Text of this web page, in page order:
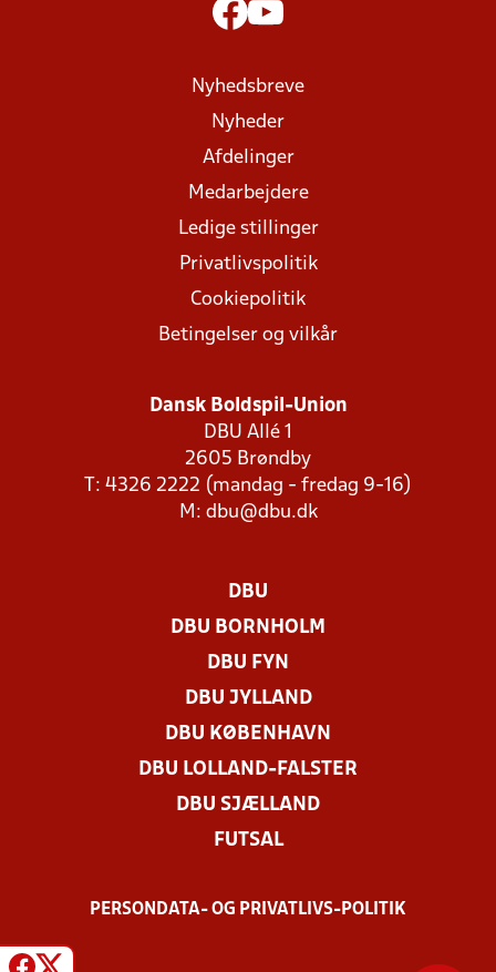
Nyhedsbreve
Nyheder
Afdelinger
Medarbejdere
Ledige stillinger
Privatlivspolitik
Cookiepolitik
Betingelser og vilkår
Dansk Boldspil-Union
DBU Allé 1
2605 Brøndby
T: 4326 2222 (mandag - fredag 9-16)
M: dbu@dbu.dk
DBU
DBU BORNHOLM
DBU FYN
DBU JYLLAND
DBU KØBENHAVN
DBU LOLLAND-FALSTER
DBU SJÆLLAND
FUTSAL
PERSONDATA- OG PRIVATLIVS-POLITIK